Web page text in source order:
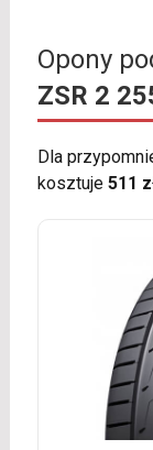
Opony
ZSR 2
Dla
kosztuje 511